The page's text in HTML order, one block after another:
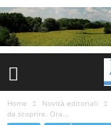
Home Novità editoriali
da scoprire. Ora...